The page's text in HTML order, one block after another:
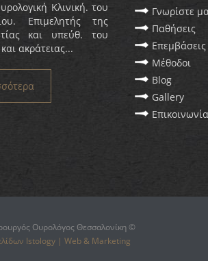
Κλινική. του
Επιμελητής της
και υπεύθ. του
ακράτειας...
Γνωρίστε
Παθήσεις
Επεμβάσεις
Μέθοδοι
Blog
Gallery
Επικοινωνία
Ουρολόγος Θεσσαλονίκη ©
Istology | Web & Marketing